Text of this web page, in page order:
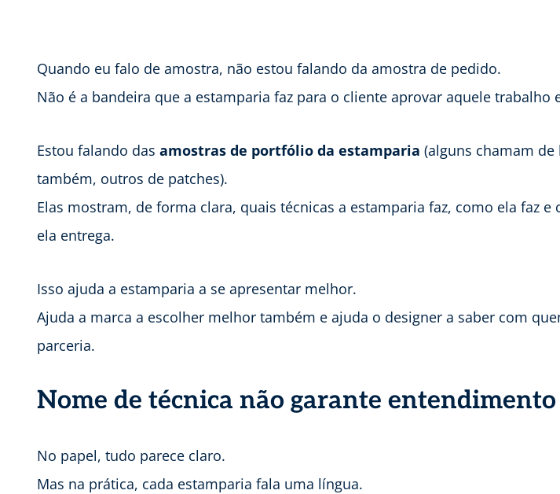
Quando eu falo de amostra, não estou falando da amostra de pedido.
Não é a bandeira que a estamparia faz para o cliente aprovar aquele trabalho
Estou falando das amostras de portfólio da estamparia (alguns chamam de
também, outros de patches).
Elas mostram, de forma clara, quais técnicas a estamparia faz, como ela faz e
ela entrega.
Isso ajuda a estamparia a se apresentar melhor.
Ajuda a marca a escolher melhor também e ajuda o designer a saber com
parceria.
Nome de técnica não garante entendimento
No papel, tudo parece claro.
Mas na prática, cada estamparia fala uma língua.